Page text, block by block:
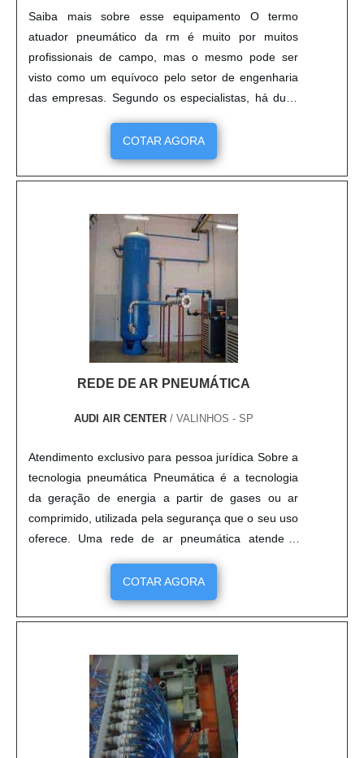
Saiba mais sobre esse equipamento O termo
atuador pneumático da rm é muito por muitos
profissionais de campo, mas o mesmo pode ser
visto como um equívoco pelo setor de engenharia
das empresas. Segundo os especialistas, há duas
possibilidades básicas de configuração que devem
ser definidas no momento anterior a aplicação em
sua válvula. Esses modelos, são: Dupla ação (DA) e
Retorno por mola (RM): Características da dupla
COTAR AGORA
REDE DE AR PNEUMÁTICA
AUDI AIR CENTER/ VALINHOS - SP
Atendimento exclusivo para pessoa jurídica Sobre a
tecnologia pneumática Pneumática é a tecnologia
da geração de energia a partir de gases ou ar
comprimido, utilizada pela segurança que o seu uso
oferece. Uma rede de ar pneumática atende a
diversos segmentos da área industrial. A
pneumática também pode ser útil em aplicações
muito específicas onde os perigos vão a níveis
extremamentes críticos. Como, por exemplo, em
COTAR AGORA